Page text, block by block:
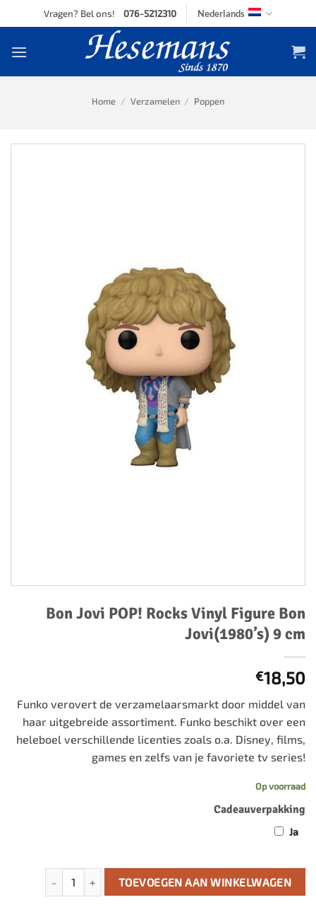
to
Vragen? Bel ons! 076-5212310 Nederlands
Home / Verzamelen / Poppen
Bon Jovi POP! Rocks Vinyl Figure Bon
Jovi(1980’s) 9 cm
€18,50
Funko verovert de verzamelaarsmarkt door middel van
haar uitgebreide assortiment. Funko beschikt over een
heleboel verschillende licenties zoals o.a. Disney, films,
games en zelfs van je favoriete tv series!
Op voorraad
Cadeauverpakking
Ja
Bon Jovi POP! Rocks Vinyl Figure Bon Jovi(1980's) 9 cm
TOEVOEGEN AAN WINKELWAGEN